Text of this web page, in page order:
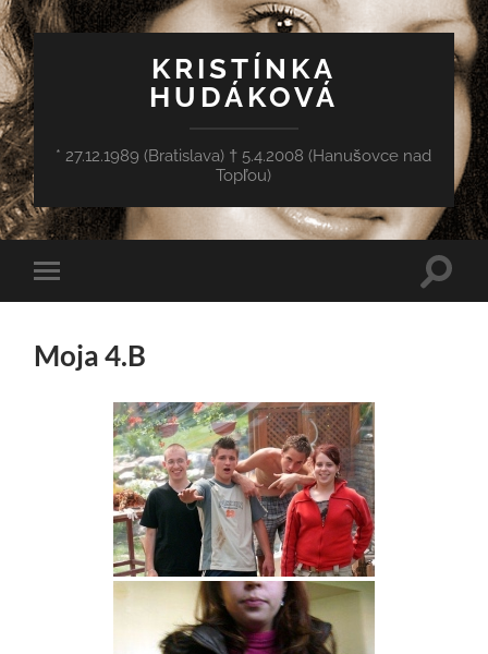
KRISTÍNKA
HUDÁKOVÁ
* 27.12.1989 (Bratislava) † 5.4.2008 (Hanušovce nad
Topľou)
Toggle
mobile
Toggle
Moja 4.B